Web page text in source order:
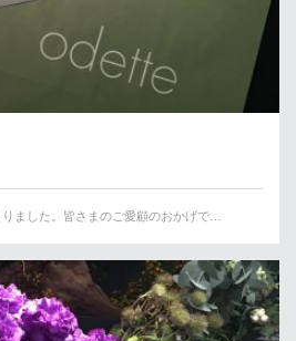
ました。皆さまのご愛顧のおかげで…